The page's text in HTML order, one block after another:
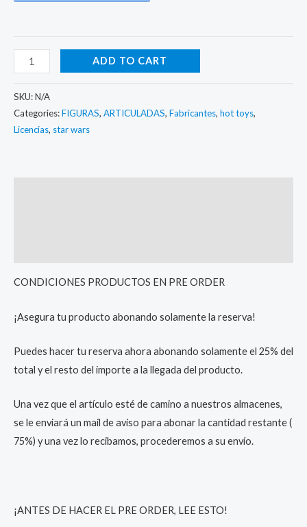
ADD TO CART
SKU:N/A
Categories:FIGURAS, ARTICULADAS, Fabricantes, hot toys,
Licencias, star wars
CONDICIONES PRODUCTOS EN PRE ORDER
¡Asegura tu producto abonando solamente la reserva!
Puedes hacer tu reserva ahora abonando solamente el 25% del
total y el resto del importe a la llegada del producto.
Una vez que el artículo esté de camino a nuestros almacenes,
se le enviará un mail de aviso para abonar la cantidad restante (
75%) y una vez lo recibamos, procederemos a su envío.
¡ANTES DE HACER EL PRE ORDER, LEE ESTO!